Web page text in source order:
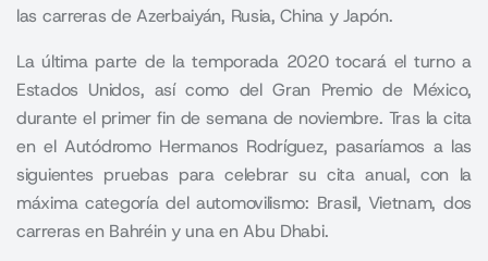
las carreras de Azerbaiyán, Rusia, China y Japón.
La última parte de la temporada 2020 tocará el turno a
Estados Unidos, así como del Gran Premio de México,
durante el primer fin de semana de noviembre. Tras la cita
en el Autódromo Hermanos Rodríguez, pasaríamos a las
siguientes pruebas para celebrar su cita anual, con la
máxima categoría del automovilismo: Brasil, Vietnam, dos
carreras en Bahréin y una en Abu Dhabi.